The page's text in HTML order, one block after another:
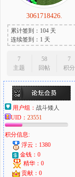
3061718426.
累计签到：104 天
连续签到：1 天
7
主题
58
回帖
7
积分
用户组： 战斗矮人
UID： 23551
积分信息:
浮云：1380
金钱：0
精华：0
贡献：0